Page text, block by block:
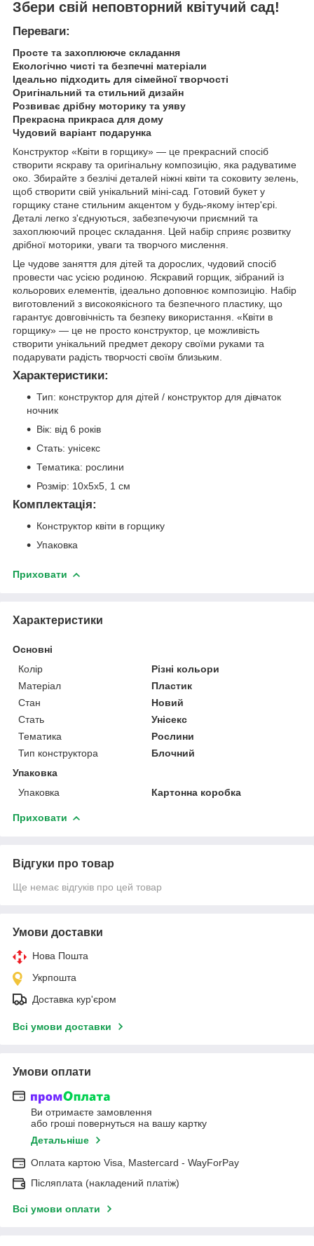
Збери свій неповторний квітучий сад!
Переваги:
Просте та захоплююче складання
Екологічно чисті та безпечні матеріали
Ідеально підходить для сімейної творчості
Оригінальний та стильний дизайн
Розвиває дрібну моторику та уяву
Прекрасна прикраса для дому
Чудовий варіант подарунка
Конструктор «Квіти в горщику» — це прекрасний спосіб
створити яскраву та оригінальну композицію, яка радуватиме
око. Збирайте з безлічі деталей ніжні квіти та соковиту зелень,
щоб створити свій унікальний міні-сад. Готовий букет у
горщику стане стильним акцентом у будь-якому інтер'єрі.
Деталі легко з'єднуються, забезпечуючи приємний та
захоплюючий процес складання. Цей набір сприяє розвитку
дрібної моторики, уваги та творчого мислення.
Це чудове заняття для дітей та дорослих, чудовий спосіб
провести час усією родиною. Яскравий горщик, зібраний із
кольорових елементів, ідеально доповнює композицію. Набір
виготовлений з високоякісного та безпечного пластику, що
гарантує довговічність та безпеку використання. «Квіти в
горщику» — це не просто конструктор, це можливість
створити унікальний предмет декору своїми руками та
подарувати радість творчості своїм близьким.
Характеристики:
Тип: конструктор для дітей / конструктор для дівчаток
ночник
Вік: від 6 років
Стать: унісекс
Тематика: рослини
Розмір: 10х5х5, 1 см
Комплектація:
Конструктор квіти в горщику
Упаковка
Приховати
Характеристики
Основні
Колір
Різні кольори
Матеріал
Пластик
Стан
Новий
Стать
Унісекс
Тематика
Рослини
Тип конструктора
Блочний
Упаковка
Упаковка
Картонна коробка
Приховати
Відгуки про товар
Ще немає відгуків про цей товар
Умови доставки
Нова Пошта
Укрпошта
Доставка кур'єром
Всі умови доставки
Умови оплати
Ви отримаєте замовлення
або гроші повернуться на вашу картку
Детальніше
Оплата картою Visa, Mastercard - WayForPay
Післяплата (накладений платіж)
Всі умови оплати